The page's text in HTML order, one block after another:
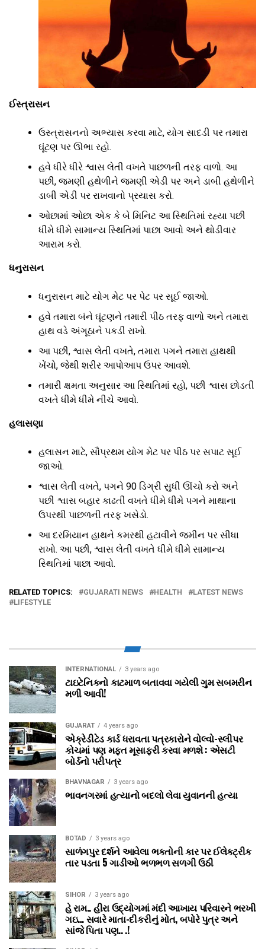
ઈસ્ત્રાસન
ઉસ્ત્રાસનનો અભ્યાસ કરવા માટે, યોગ સાદડી પર તમારા
ઘૂંટણ પર ઊભા રહો.
હવે ધીરે ધીરે શ્વાસ લેતી વખતે પાછળની તરફ વાળો. આ
પછી, જમણી હથેળીને જમણી એડી પર અને ડાબી હથેળીને
ડાબી એડી પર રાખવાનો પ્રયાસ કરો.
ઓછામાં ઓછા એક કે બે મિનિટ આ સ્થિતિમાં રહ્યા પછી
ધીમે ધીમે સામાન્ય સ્થિતિમાં પાછા આવો અને થોડીવાર
આરામ કરો.
ધનુરાસન
ધનુરાસન માટે યોગ મેટ પર પેટ પર સૂઈ જાઓ.
હવે તમારા બંને ઘૂંટણને તમારી પીઠ તરફ વાળો અને તમારા
હાથ વડે અંગૂઠાને પકડી રાખો.
આ પછી, શ્વાસ લેતી વખતે, તમારા પગને તમારા હાથથી
ખેંચો, જેથી શરીર આપોઆપ ઉપર આવશે.
તમારી ક્ષમતા અનુસાર આ સ્થિતિમાં રહો, પછી શ્વાસ છોડતી
વખતે ધીમે ધીમે નીચે આવો.
હલાસણા
હલાસન માટે, સૌપ્રથમ યોગ મેટ પર પીઠ પર સપાટ સૂઈ
જાઓ.
શ્વાસ લેતી વખતે, પગને 90 ડિગ્રી સુધી ઊંચો કરો અને
પછી શ્વાસ બહાર કાઢતી વખતે ધીમે ધીમે પગને માથાના
ઉપરથી પાછળની તરફ ખસેડો.
આ દરમિયાન હાથને કમરથી હટાવીને જમીન પર સીધા
રાખો. આ પછી, શ્વાસ લેતી વખતે ધીમે ધીમે સામાન્ય
સ્થિતિમાં પાછા આવો.
RELATED TOPICS: GUJARATI NEWS HEALTH
LATEST NEWS
LIFESTYLE
INTERNATIONAL 3 years ago
ટાઇટેનિકનો કાટમાળ બતાવવા ગયેલી ગુમ સબમરીન
મળી આવી!
GUJARAT 4 years ago
એક્રેડીટેડ કાર્ડ ધરાવતા પત્રકારોને વોલ્‍વો-સ્‍લીપર
કોચમાં પણ મફત મૂસાફરી કરવા મળશે : એસટી
બોર્ડનો પરીપત્ર
BHAVNAGAR 3 years ago
ભાવનગરમાં હત્યાનો બદલો લેવા યુવાનની હત્યા
BOTAD 3 years ago
સાળંગપુર દર્શને આવેલા ભક્તોની કાર પર ઈલેક્ટ્રીક
તાર પડતા 5 ગાડીઓ ભળભળ સળગી ઉઠી
SIHOR 3 years ago
હે રામ.. હીરા ઉદ્યોગમાં મંદી આખાય પરિવારને ભરખી
ગઇ… સવારે માતા-દીકરીનું મોત, બપોરે પુત્ર અને
સાંજે પિતા પણ.. .!